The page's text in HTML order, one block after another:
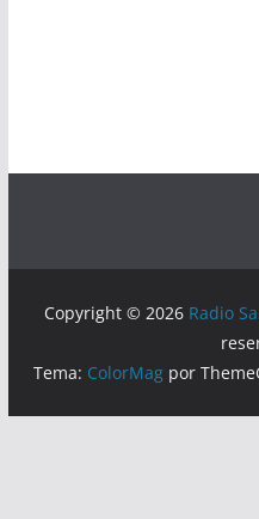
Copyright © 2026 Radio
Tema: ColorMag por